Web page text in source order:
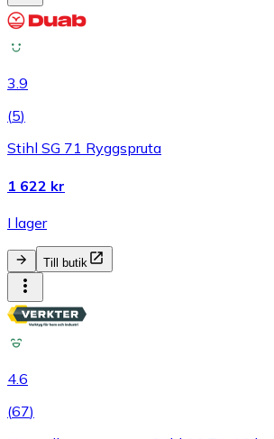
3.9
(5)
Stihl SG 71 Ryggspruta
1 622 kr
I lager
Till butik
4.6
(67)